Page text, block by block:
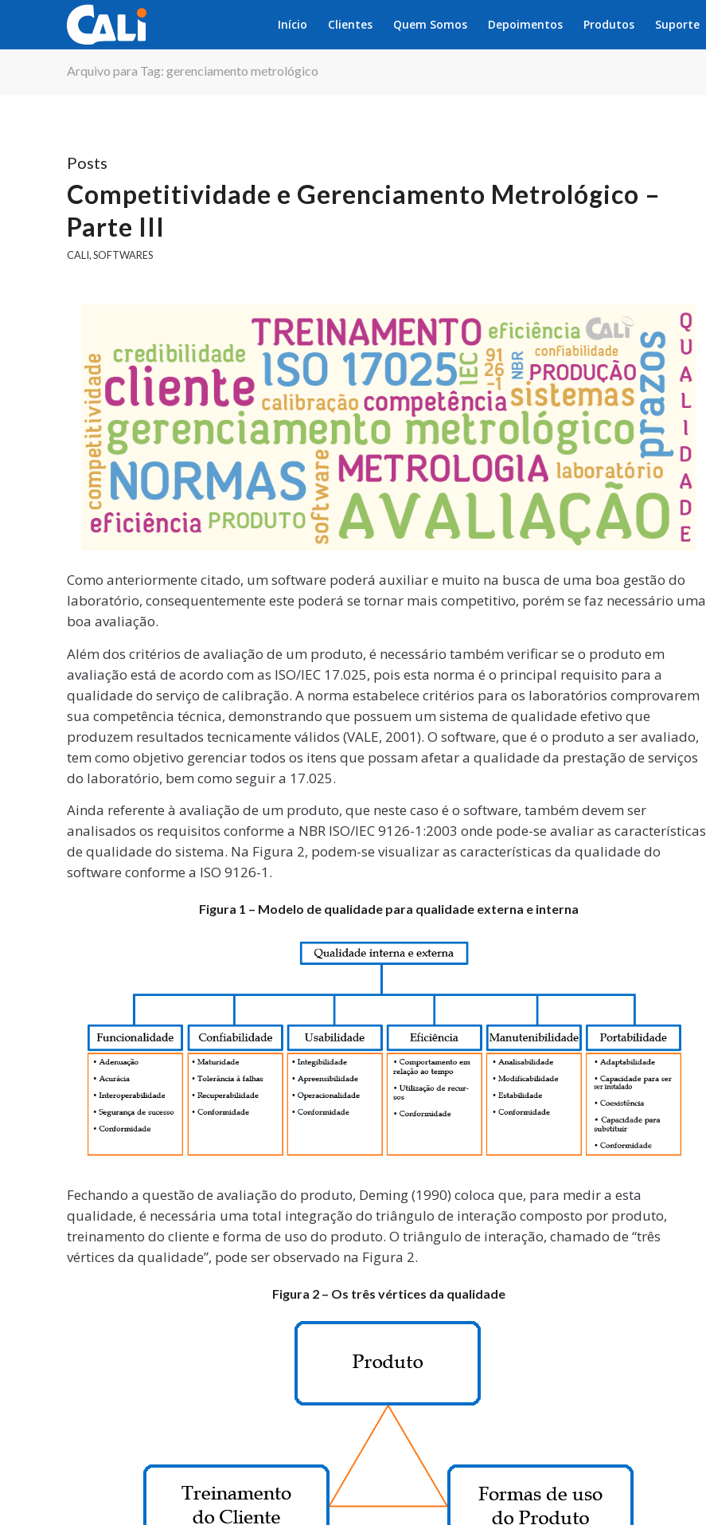
Início Clientes Quem Somos Depoimentos Produtos Suporte
Arquivo para Tag: gerenciamento metrológico
Posts
Competitividade e Gerenciamento Metrológico –
Parte III
CALI,SOFTWARES
Como anteriormente citado, um software poderá auxiliar e muito na busca de uma boa gestão do
laboratório, consequentemente este poderá se tornar mais competitivo, porém se faz necessário uma
boa avaliação.
Além dos critérios de avaliação de um produto, é necessário também verificar se o produto em
avaliação está de acordo com as ISO/IEC 17.025, pois esta norma é o principal requisito para a
qualidade do serviço de calibração. A norma estabelece critérios para os laboratórios comprovarem
sua competência técnica, demonstrando que possuem um sistema de qualidade efetivo que
produzem resultados tecnicamente válidos (VALE, 2001). O software, que é o produto a ser avaliado,
tem como objetivo gerenciar todos os itens que possam afetar a qualidade da prestação de serviços
do laboratório, bem como seguir a 17.025.
Ainda referente à avaliação de um produto, que neste caso é o software, também devem ser
analisados os requisitos conforme a NBR ISO/IEC 9126-1:2003 onde pode-se avaliar as características
de qualidade do sistema. Na Figura 2, podem-se visualizar as características da qualidade do
software conforme a ISO 9126-1.
Figura 1 – Modelo de qualidade para qualidade externa e interna
Fechando a questão de avaliação do produto, Deming (1990) coloca que, para medir a esta
qualidade, é necessária uma total integração do triângulo de interação composto por produto,
treinamento do cliente e forma de uso do produto. O triângulo de interação, chamado de “três
vértices da qualidade”, pode ser observado na Figura 2.
Figura 2 – Os três vértices da qualidade